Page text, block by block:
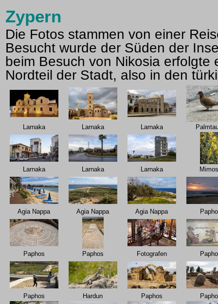
Zypern
Die Fotos stammen von einer
Besucht wurde der Süden der
beim Besuch von Nikosia erfolgte
Nordteil der Stadt, also in den
Larnaka Larnaka Larnaka
Larnaka Larnaka Larnaka
Agia Nappa Agia Nappa Agia Nappa
Paphos Paphos Fotografen
Paphos Hardun Paphos